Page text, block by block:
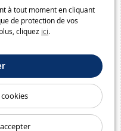
à tout moment en cliquant
de protection de vos
cliquez ici.